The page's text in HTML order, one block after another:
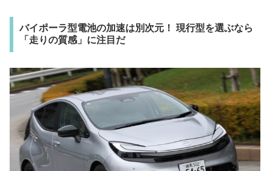
バイポーラ型電池の加速は別次元！ 現行型を選ぶなら
「走りの質感」に注目だ